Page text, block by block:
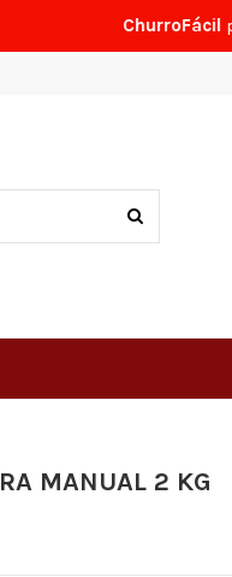
ChurroFácil
MANUAL 2 KG